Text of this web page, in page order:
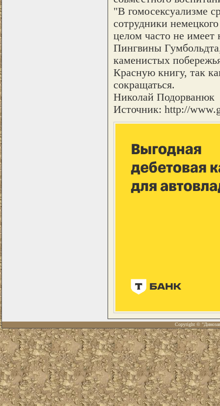
"В гомосексуализме
сотрудники
целом часто не имеет
Пингвины
каменистых
Красную книгу, так
сокращаться.
Николай Подорванюк
Источник: http://
Copyright ©